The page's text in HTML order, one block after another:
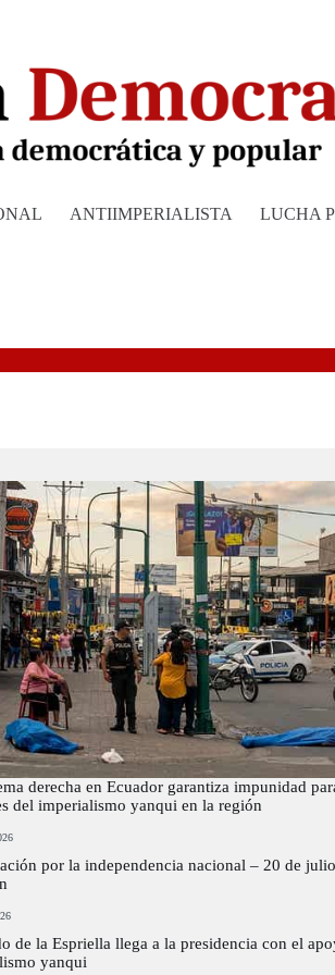
ANTIIMPERIALISTA LUCHA
derecha en Ecuador garantiza impunidad
del imperialismo yanqui en la región
por la independencia nacional – 20 de
de la Espriella llega a la presidencia con el
yanqui